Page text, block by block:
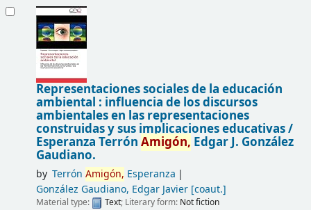
Representaciones sociales de la educación
ambiental : influencia de los discursos
ambientales en las representaciones
construidas y sus implicaciones educativas /
Esperanza Terrón Amigón, Edgar J. González
Gaudiano.
by Terrón Amigón, Esperanza
González Gaudiano, Edgar Javier[coaut.]
Material type: Text; Literary form: Not fiction